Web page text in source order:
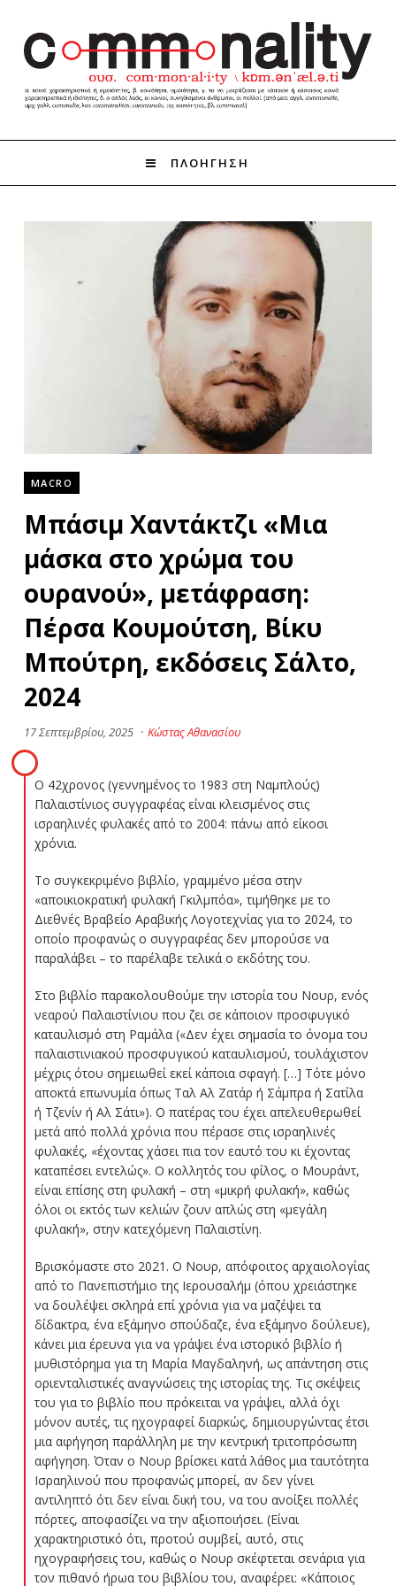
ΠΛΟΗΓΗΣΗ
MACRO
Μπάσιμ Χαντάκτζι «Μια
μάσκα στο χρώμα του
ουρανού», μετάφραση:
Πέρσα Κουμούτση, Βίκυ
Μπούτρη, εκδόσεις Σάλτο,
2024
17 Σεπτεμβρίου, 2025 · Κώστας Αθανασίου
Ο 42χρονος (γεννημένος το 1983 στη Ναμπλούς)
Παλαιστίνιος συγγραφέας είναι κλεισμένος στις
ισραηλινές φυλακές από το 2004: πάνω από είκοσι
χρόνια.
Το συγκεκριμένο βιβλίο, γραμμένο μέσα στην
«αποικιοκρατική φυλακή Γκιλμπόα», τιμήθηκε με το
Διεθνές Βραβείο Αραβικής Λογοτεχνίας για το 2024, το
οποίο προφανώς ο συγγραφέας δεν μπορούσε να
παραλάβει – το παρέλαβε τελικά ο εκδότης του.
Στο βιβλίο παρακολουθούμε την ιστορία του Νουρ, ενός
νεαρού Παλαιστίνιου που ζει σε κάποιον προσφυγικό
καταυλισμό στη Ραμάλα («Δεν έχει σημασία το όνομα του
παλαιστινιακού προσφυγικού καταυλισμού, τουλάχιστον
μέχρις ότου σημειωθεί εκεί κάποια σφαγή. […] Τότε μόνο
αποκτά επωνυμία όπως Ταλ Αλ Ζατάρ ή Σάμπρα ή Σατίλα
ή Τζενίν ή Αλ Σάτι»). Ο πατέρας του έχει απελευθερωθεί
μετά από πολλά χρόνια που πέρασε στις ισραηλινές
φυλακές, «έχοντας χάσει πια τον εαυτό του κι έχοντας
καταπέσει εντελώς». Ο κολλητός του φίλος, ο Μουράντ,
είναι επίσης στη φυλακή – στη «μικρή φυλακή», καθώς
όλοι οι εκτός των κελιών ζουν απλώς στη «μεγάλη
φυλακή», στην κατεχόμενη Παλαιστίνη.
Βρισκόμαστε στο 2021. Ο Νουρ, απόφοιτος αρχαιολογίας
από το Πανεπιστήμιο της Ιερουσαλήμ (όπου χρειάστηκε
να δουλέψει σκληρά επί χρόνια για να μαζέψει τα
δίδακτρα, ένα εξάμηνο σπούδαζε, ένα εξάμηνο δούλευε),
κάνει μια έρευνα για να γράψει ένα ιστορικό βιβλίο ή
μυθιστόρημα για τη Μαρία Μαγδαληνή, ως απάντηση στις
οριενταλιστικές αναγνώσεις της ιστορίας της. Τις σκέψεις
του για το βιβλίο που πρόκειται να γράψει, αλλά όχι
μόνον αυτές, τις ηχογραφεί διαρκώς, δημιουργώντας έτσι
μια αφήγηση παράλληλη με την κεντρική τριτοπρόσωπη
αφήγηση. Όταν ο Νουρ βρίσκει κατά λάθος μια ταυτότητα
Ισραηλινού που προφανώς μπορεί, αν δεν γίνει
αντιληπτό ότι δεν είναι δική του, να του ανοίξει πολλές
πόρτες, αποφασίζει να την αξιοποιήσει. (Είναι
χαρακτηριστικό ότι, προτού συμβεί, αυτό, στις
ηχογραφήσεις του, καθώς ο Νουρ σκέφτεται σενάρια για
τον πιθανό ήρωα του βιβλίου του, αναφέρει: «Κάποιος